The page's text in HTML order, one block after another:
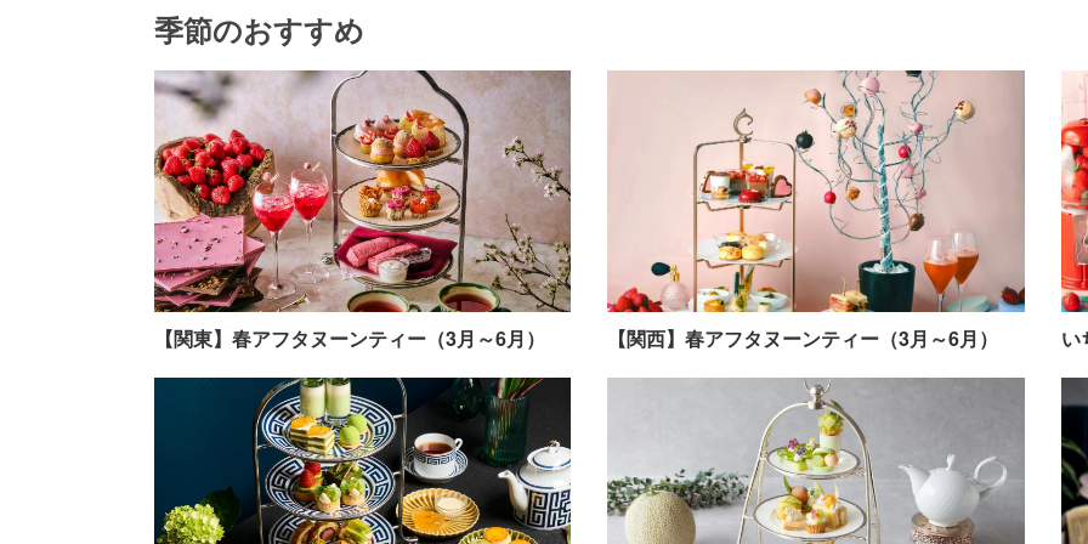
季節のおすすめ
【関東】春アフタヌーンティー（3月～6月） 【関西】春アフタヌーンティー（3月～6月） い